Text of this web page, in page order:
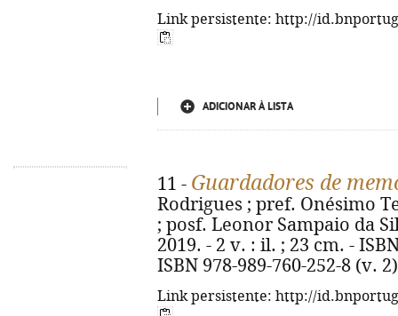
Link persistente: http://
ADICIONAR À LISTA
11 - Guardadores de
Rodrigues ; pref. Onésimo
; posf. Leonor Sampaio da
2019. - 2 v. : il. ; 23 cm. -
ISBN 978-989-760-252-8 (v. 2)
Link persistente: http://